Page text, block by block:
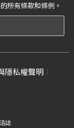
所有條款和條例。
隱私權聲明
誌